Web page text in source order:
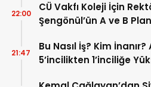
CÜ Vakfı Koleji İçin
Şengönül’ün A ve B
22:00
Bu Nasıl İş? Kim
5’incilikten 1’inciliğe
21:47